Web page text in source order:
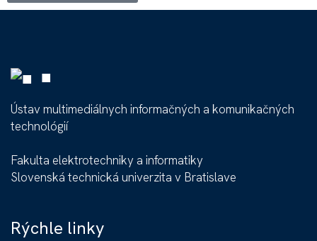
■
Ústav multimediálnych informačných a komunikačných
technológií
Fakulta elektrotechniky a informatiky
Slovenská technická univerzita v Bratislave
Rýchle linky